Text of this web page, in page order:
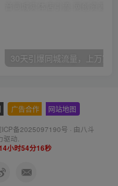
广告合作 网站地图
ICP备2025097190号 · 由八斗
驱动.
小时54分16秒